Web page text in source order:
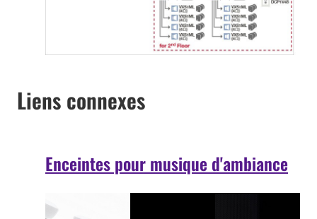
Liens connexes
Enceintes pour musique d'ambiance